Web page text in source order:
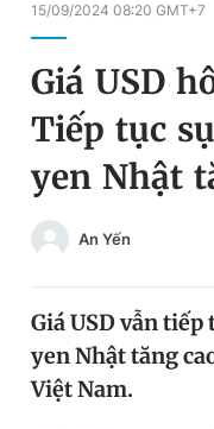
Chuyên mục
Chuyên mục khác
Chào ngày mới
Tin thị trường
Video
Đổi mật khẩu
Tin đã lưu
15/09/2024 08:20 GMT+7
Giá USD
Tiếp tục
yen Nhật
An Yến
Giá USD vẫn
yen Nhật tăng
Việt Nam.